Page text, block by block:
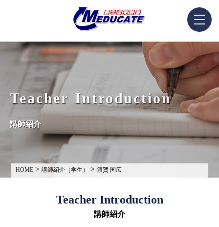
Teacher Introduction
講師紹介
HOME >講師紹介（学生） >須賀 国広
Teacher Introduction
講師紹介